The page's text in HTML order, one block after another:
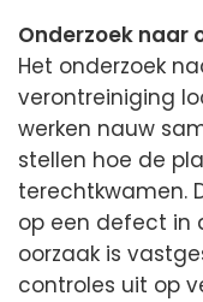
Onderzoek naar
Het onderzoek
verontreiniging
werken nauw
stellen hoe de
terechtkwamen.
op een defect in
oorzaak is
controles uit op